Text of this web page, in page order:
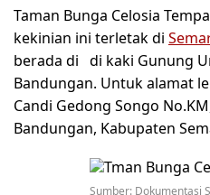
Taman Bunga Celosia
kekinian ini terletak di
berada di di kaki Gunung
Bandungan. Untuk alamat
Candi Gedong Songo
Bandungan, Kabupaten
Sumber: Dokumentasi